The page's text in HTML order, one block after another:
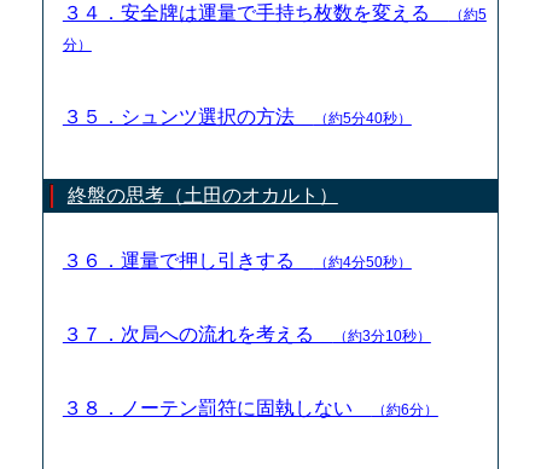
３４．安全牌は運量で手持ち枚数を変える
（約5
分）
３５．シュンツ選択の方法 （約5分40秒）
終盤の思考（土田のオカルト）
３６．運量で押し引きする （約4分50秒）
３７．次局への流れを考える （約3分10秒）
３８．ノーテン罰符に固執しない （約6分）